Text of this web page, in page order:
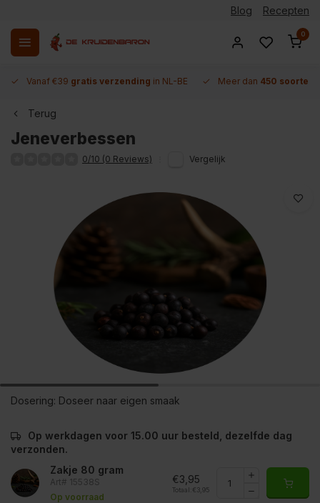
Blog Recepten
0
Vanaf €39 gratis verzending in NL-BE Meer dan 450 soorten
Terug
Jeneverbessen
0/10 (0 Reviews) Vergelijk
Dosering: Doseer naar eigen smaak
Op werkdagen voor 15.00 uur besteld, dezelfde dag
verzonden.
Zakje 80 gram
Art# 15538S
Op voorraad
€3,95
Totaal: €3,95